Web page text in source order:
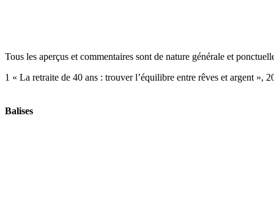
Tous les aperçus et commentaires sont de nature générale et
1 « La retraite de 40 ans : trouver l’équilibre entre rêves et argent »,
Balises